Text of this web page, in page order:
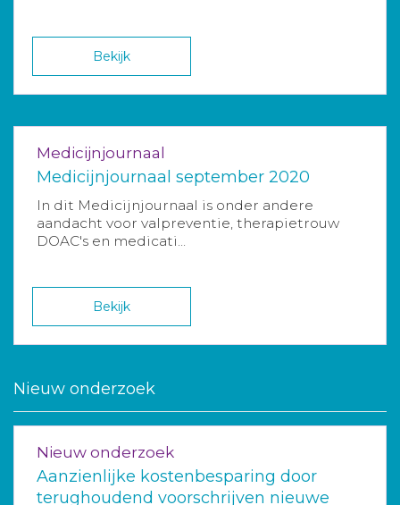
Bekijk
Medicijnjournaal
Medicijnjournaal september 2020
In dit Medicijnjournaal is onder andere
aandacht voor valpreventie, therapietrouw
DOAC's en medicati...
Bekijk
Nieuw onderzoek
Nieuw onderzoek
Aanzienlijke kostenbesparing door
terughoudend voorschrijven nieuwe